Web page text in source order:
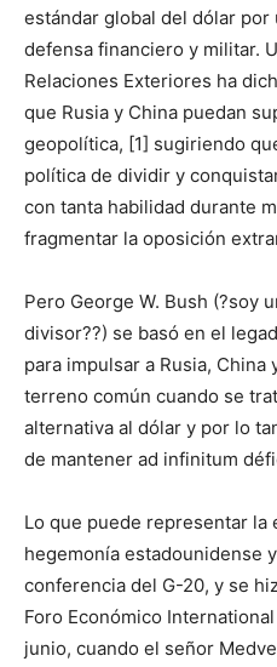
estándar global del dólar por
defensa financiero y militar.
Relaciones Exteriores ha
que Rusia y China puedan
geopolítica, [1] sugiriendo
política de dividir y
con tanta habilidad durante
fragmentar la oposición
Pero George W. Bush (?soy
divisor??) se basó en el
para impulsar a Rusia,
terreno común cuando se
alternativa al dólar y por lo
de mantener ad infinitum
Lo que puede representar la
hegemonía estadounidense
conferencia del G-20, y se
Foro Económico
junio, cuando el señor